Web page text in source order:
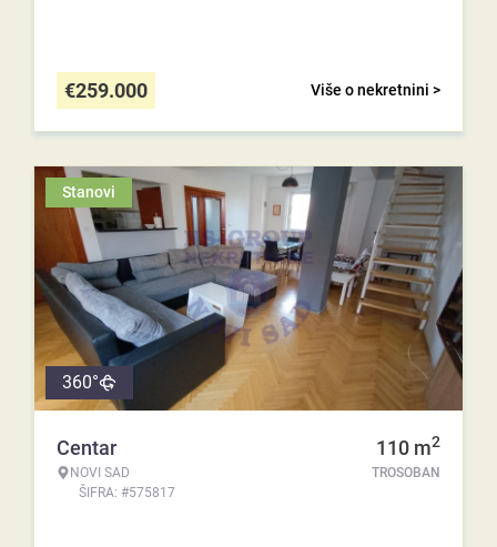
Više o nekretnini >
€259.000
Stanovi
360°
Centar
NOVI SAD
ŠIFRA: #575817
110 m2
TROSOBAN